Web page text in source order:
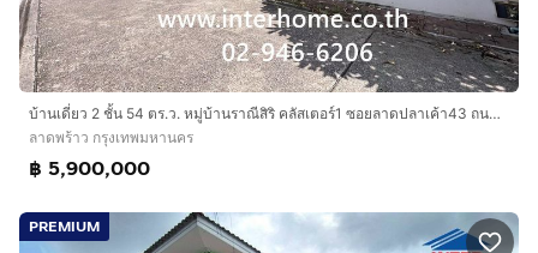
บ้านเดี่ยว 2 ชั้น 54 ตร.ว. หมู่บ้านราณีสิริ คลัสเตอร์1 ซอยลาดปลาเค้า43 ถนนเกษตร-นวมินทร์ ถนนรามอินทรา เขตลาดพร้าว กรุงเทพมหานคร
ลาดพร้าว กรุงเทพมหานคร
฿ 5,900,000
PREMIUM